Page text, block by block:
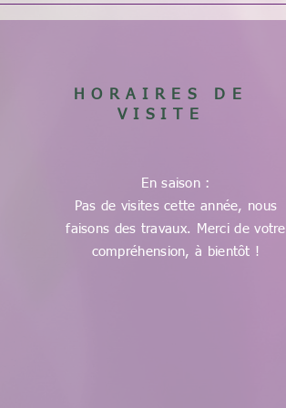
HORAIRES DE
VISITE
En saison :
Pas de visites cette année, nous
faisons des travaux. Merci de votre
compréhension, à bientôt !